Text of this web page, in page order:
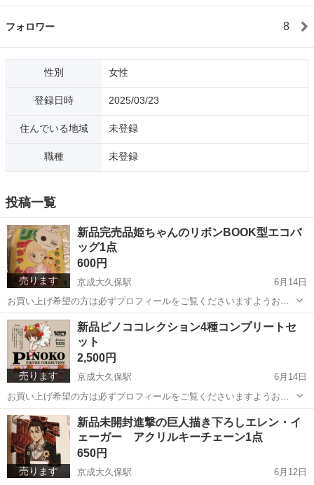
相談下さい。
フォロワー 8
性別 女性
登録日時 2025/03/23
住んでいる地域 未登録
職種 未登録
投稿一覧
売ります
新品完売品姫ちゃんのリボンBOOK型エコバ
ッグ1点
600円
京成大久保駅
6月14日
お買い上げ希望の方は必ずプロフィールをご覧くださいますようお願
いいたします。 新品完売品姫ちゃんのリボンBOOK型エコバッグ1点
定価1100円 未開封商品です。
千葉 習志野市 京成大久保駅 エコバッグ
売ります
新品ピノココレクション4種コンプリートセ
ット
2,500円
京成大久保駅
6月14日
お買い上げ希望の方は必ずプロフィールをご覧くださいますようお願
いいたします。 新品ピノココレクション4種コンプリートセット ガチ
ャガチャのピノココレクション4種コンプリートセットです。ビニール
から出しておりません。 小さ...
千葉 習志野市 京成大久保駅 おもちゃ ピノコ
売ります
新品未開封進撃の巨人描き下ろしエレン・イ
ェーガー アクリルキーチェーン1点
650円
京成大久保駅
6月12日